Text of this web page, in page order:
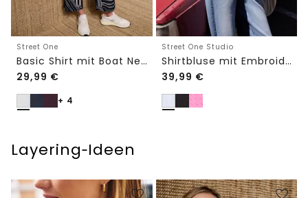
Street One
Basic Shirt mit Boat Neck und Elastikbund
29,99 €
+ 4
Street One Studio
Shirtbluse mit Embroidery-Front
39,99 €
Layering‑Ideen